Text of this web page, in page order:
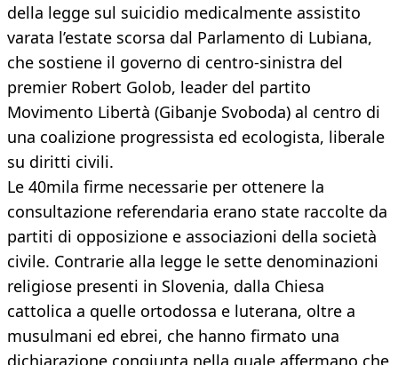
della legge sul suicidio medicalmente assistito
varata l’estate scorsa dal Parlamento di Lubiana,
che sostiene il governo di centro-sinistra del
premier Robert Golob, leader del partito
Movimento Libertà (Gibanje Svoboda) al centro di
una coalizione progressista ed ecologista, liberale
su diritti civili.
Le 40mila firme necessarie per ottenere la
consultazione referendaria erano state raccolte da
partiti di opposizione e associazioni della società
civile. Contrarie alla legge le sette denominazioni
religiose presenti in Slovenia, dalla Chiesa
cattolica a quelle ortodossa e luterana, oltre a
musulmani ed ebrei, che hanno firmato una
dichiarazione congiunta nella quale affermano che